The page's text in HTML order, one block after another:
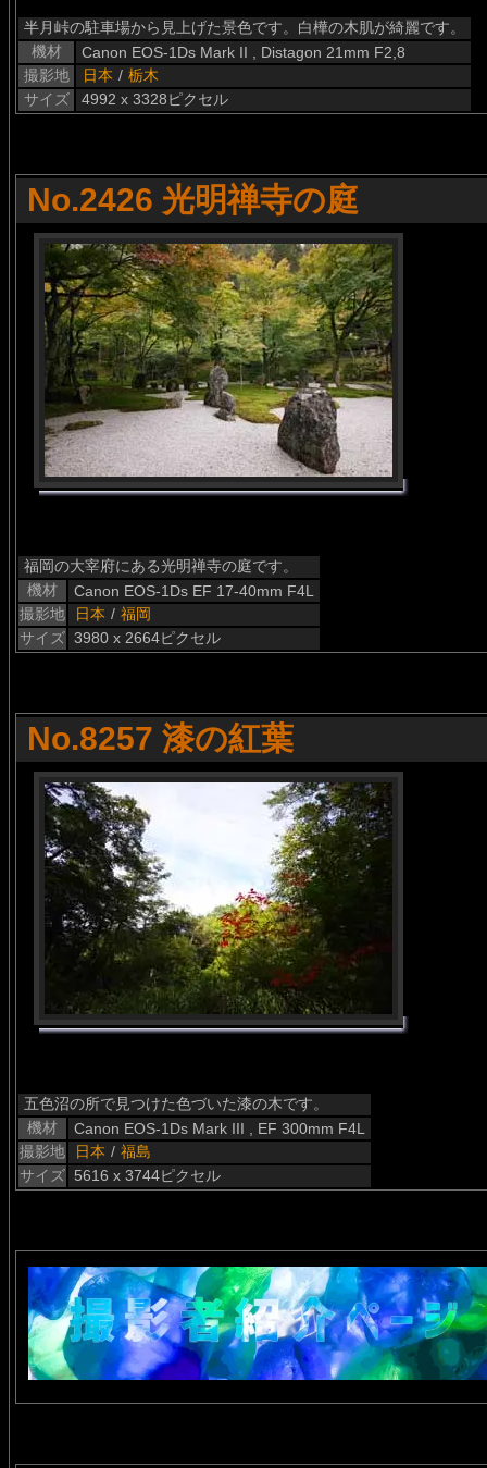
半月峠の駐車場から見上げた景色です。白樺の木肌が綺麗です。
機材
Canon EOS-1Ds Mark II , Distagon 21mm F2,8
撮影地
日本 / 栃木
サイズ
4992 x 3328ピクセル
No.2426 光明禅寺の庭
福岡の大宰府にある光明禅寺の庭です。
機材
Canon EOS-1Ds EF 17-40mm F4L
撮影地
日本 / 福岡
サイズ 3980 x 2664ピクセル
No.8257 漆の紅葉
五色沼の所で見つけた色づいた漆の木です。
機材
Canon EOS-1Ds Mark III , EF 300mm F4L
撮影地
日本 / 福島
サイズ 5616 x 3744ピクセル